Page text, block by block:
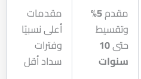
مقدم5%
وتقسيط
حتى10
سنوات
مقدمات
أعلى نسبيًا
وفترات
سداد أقل